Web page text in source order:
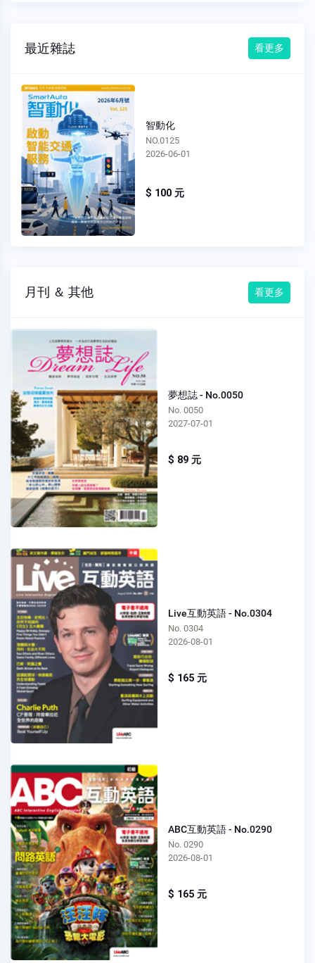
最近雜誌 看更多
智動化
NO.0124
2026-05-01
$ 100 元
月刊 ＆ 其他 看更多
夢想誌 - No.0050
No. 0050
2027-07-01
$ 89 元
Live互動英語 - No.0304
No. 0304
2026-08-01
$ 165 元
ABC互動英語 - No.0290
No. 0290
2026-08-01
$ 165 元